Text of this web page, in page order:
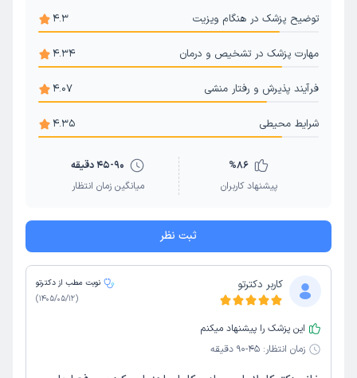
توضیح پزشک در هنگام ویزیت 4.3
مهارت پزشک در تشخیص و درمان 4.34
فرآیند پذیرش و رفتار منشی 4.07
شرایط محیطی 4.35
%86
پیشنهاد کاربران
45-90 دقیقه
میانگین زمان انتظار
ثبت نظر
کاربر دکترتو
نوبت مطب از دکترتو
(
1405/05/12
)
این پزشک را پیشنهاد میکنم
زمان انتظار: 45-90 دقیقه